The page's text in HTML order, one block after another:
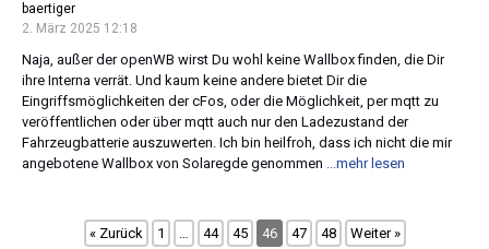
baertiger
2. März 2025 12:18
Naja, außer der openWB wirst Du wohl keine Wallbox finden, die Dir
ihre Interna verrät. Und kaum keine andere bietet Dir die
Eingriffsmöglichkeiten der cFos, oder die Möglichkeit, per mqtt zu
veröffentlichen oder über mqtt auch nur den Ladezustand der
Fahrzeugbatterie auszuwerten. Ich bin heilfroh, dass ich nicht die mir
angebotene Wallbox von Solaregde genommen ...mehr lesen
« Zurück 1 … 44 45 46 47 48 Weiter »